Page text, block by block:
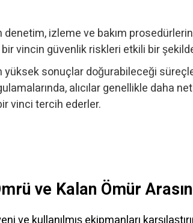
izleme ve bakım
vincin güvenlik riskleri etkili bir
yüksek sonuçlar doğurabileceği
alıcılar genellikle daha
vinci tercih ederler.
ve Kalan Ömür